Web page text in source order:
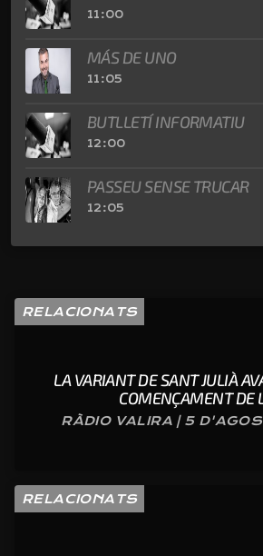
11:00
MÁS DE UNO
11:05
BUTLLETÍ INFORMATIU
12:00
PASSEU SENSE TRUCAR
12:05
RELACIONATS
LA VARIANT DE SANT JULIÀ
COMENÇAMENT DE
RÀDIO VALIRA | 5
RELACIONATS